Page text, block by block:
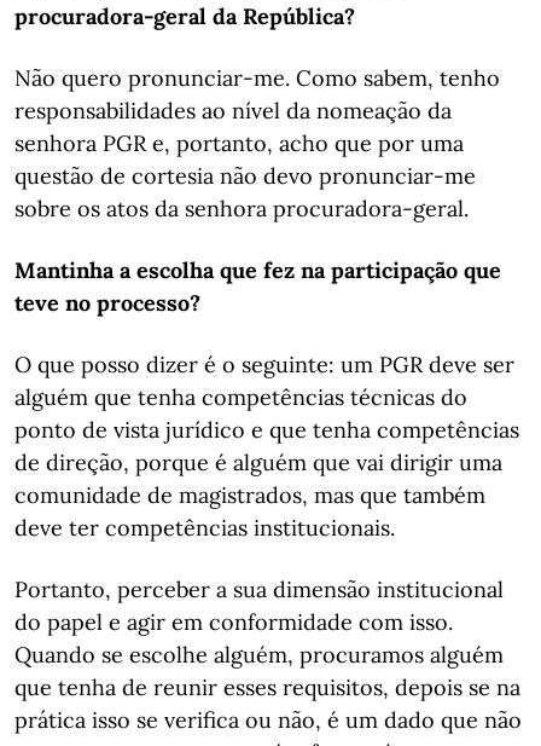
procuradora-geral da República?
Não quero pronunciar-me. Como sabem, tenho
responsabilidades ao nível da nomeação da
senhora PGR e, portanto, acho que por uma
questão de cortesia não devo pronunciar-me
sobre os atos da senhora procuradora-geral.
Mantinha a escolha que fez na participação que
teve no processo?
O que posso dizer é o seguinte: um PGR deve ser
alguém que tenha competências técnicas do
ponto de vista jurídico e que tenha competências
de direção, porque é alguém que vai dirigir uma
comunidade de magistrados, mas que também
deve ter competências institucionais.
Portanto, perceber a sua dimensão institucional
do papel e agir em conformidade com isso.
Quando se escolhe alguém, procuramos alguém
que tenha de reunir esses requisitos, depois se na
prática isso se verifica ou não, é um dado que não